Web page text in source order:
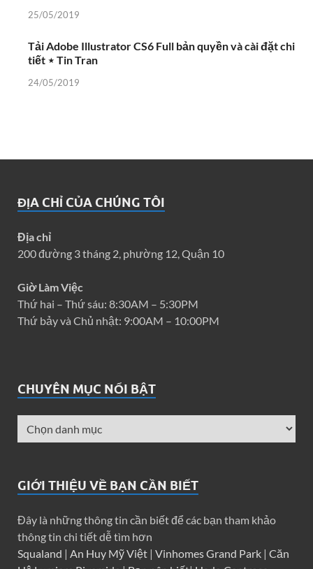
25/05/2019
Tải Adobe Illustrator CS6 Full bản quyền và cài đặt chi
tiết ⋆ Tin Tran
24/05/2019
ĐỊA CHỈ CỦA CHÚNG TÔI
Địa chỉ
200 đường 3 tháng 2, phường 12, Quận 10
Giờ Làm Việc
Thứ hai – Thứ sáu: 8:30AM – 5:30PM
Thứ bảy và Chủ nhật: 9:00AM – 10:00PM
CHUYÊN MỤC NỔI BẬT
GIỚI THIỆU VỀ BẠN CẦN BIẾT
Đây là những thông tin cần biết để các bạn tham khảo
thông tin chi tiết dễ tìm hơn
Squaland | An Huy Mỹ Việt | Vinhomes Grand Park | Căn